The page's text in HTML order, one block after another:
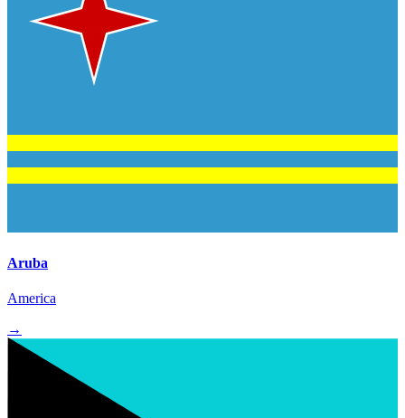
Aruba
America
→